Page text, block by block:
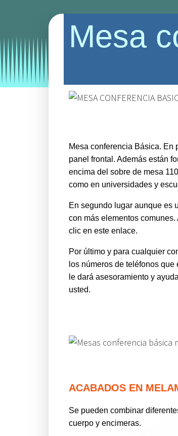
Categories: mesas mesas de
Mesa
Mesa conferencia Básica. En
panel frontal. Además están
encima del sobre de mesa
como en universidades y
En segundo lugar aunque es
con más elementos
clic en este enlace.
Por último y para cualquier
los números de teléfonos
le dará asesoramiento y
usted.
ACABADOS EN
Se pueden combinar
cuerpo y encimeras.